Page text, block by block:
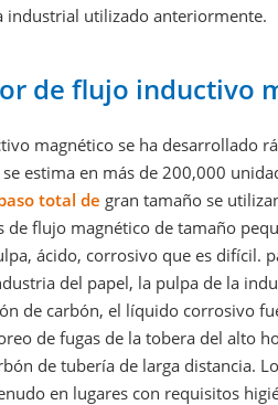
industrial utilizado anteriormente.
de flujo inductivo
magnético se ha desarrollado
estima en más de 200,000
total de gran tamaño se
de flujo magnético de tamaño
ácido, corrosivo que es difícil.
del papel, la pulpa de la
de carbón, el líquido corrosivo
de fugas de la tobera del alto
de tubería de larga distancia.
en lugares con requisitos